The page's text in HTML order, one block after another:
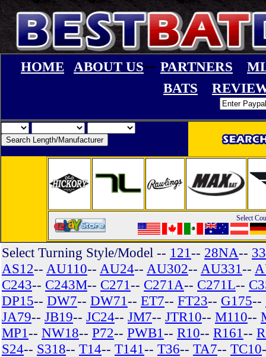
HOME ABOUT US-- PARTNERS
BATS
Select
Select Turning Style/Model -- 121-- 28NA--
AS12-- AU110-- AU24-- AU302-- AU331--
C243-- C243M-- C271-- C271A-- C271L--
DP15-- DW7-- DW71-- ET7-- FT23-- G175--
JA79-- JB19-- JC24-- JM7-- JTR10-- M110--
MP1-- NW18-- P72-- PWB1-- R10-- R161--
S24-- S318-- T14-- T141-- T36-- TA7-- TC10